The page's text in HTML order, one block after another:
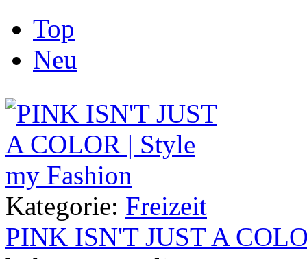
Top
Neu
Kategorie: Freizeit
PINK ISN'T JUST A